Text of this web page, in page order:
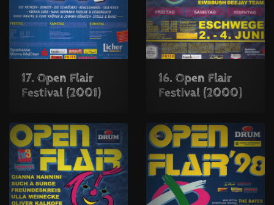
17. Open Flair
Festival (2001)
16. Open Flair
Festival (2000)